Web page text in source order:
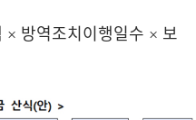
× 방역조치이행일수 × 보